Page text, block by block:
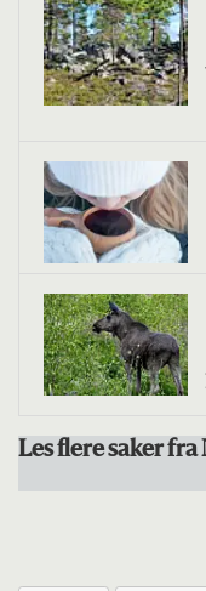
Les flere saker fra